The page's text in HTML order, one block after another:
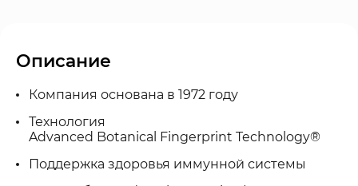
Описание
Компания основана в 1972 году
Технология
Advanced Botanical Fingerprint Technology®
Поддержка здоровья иммунной системы